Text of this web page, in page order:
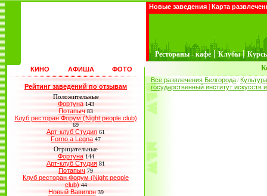
Новые заведения | Карта
Рестораны - кафе | Клубы |
КИНО АФИША ФОТО
Рейтинг заведений по отзывам
Положительные
Фортуна 143
Потапыч 83
Клуб ресторан Форум (Night people club)
69
Арт-клуб Студия 61
Forno a Legna 47
Отрицательные
Фортуна 144
Арт-клуб Студия 81
Потапыч 79
Клуб ресторан Форум (Night people
club) 44
Новый Вавилон 39
Все развлечения Белгорода / Культура
государственный институт искусств